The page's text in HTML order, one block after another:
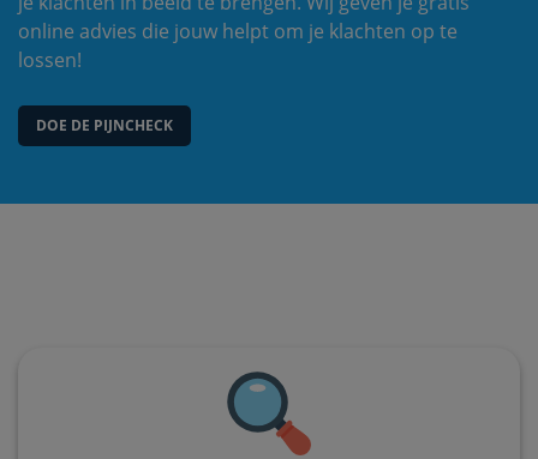
online advies die jouw helpt om je klachten op te
lossen!
DOE DE PIJNCHECK